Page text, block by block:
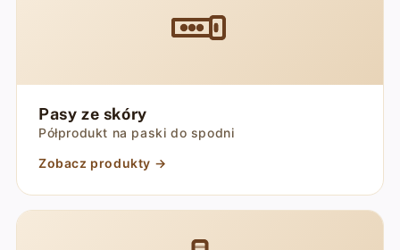
Pasy ze skóry
Półprodukt na paski do spodni
Zobacz produkty →